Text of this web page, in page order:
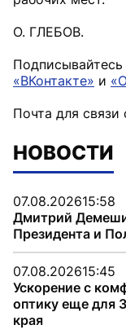
О. ГЛЕБОВ.
«ВКонтакте» и
Почта для связи
НОВОСТИ
07.08.202615:58
Дмитрий
Президента и
07.08.202615:45
Ускорение с
оптику еще для
края